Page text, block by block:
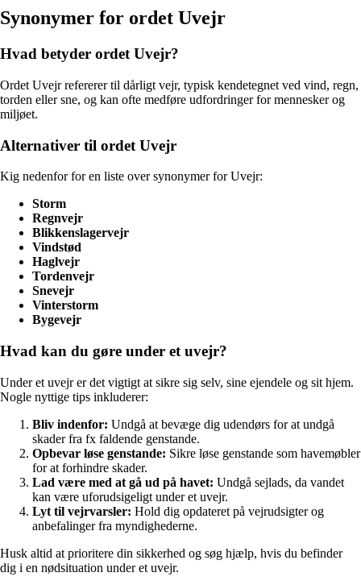
Synonymer for ordet Uvejr
Hvad betyder ordet Uvejr?
Ordet Uvejr refererer til dårligt vejr, typisk kendetegnet ved vind, regn,
torden eller sne, og kan ofte medføre udfordringer for mennesker og
miljøet.
Alternativer til ordet Uvejr
Kig nedenfor for en liste over synonymer for Uvejr:
Storm
Regnvejr
Blikkenslagervejr
Vindstød
Haglvejr
Tordenvejr
Snevejr
Vinterstorm
Bygevejr
Hvad kan du gøre under et uvejr?
Under et uvejr er det vigtigt at sikre sig selv, sine ejendele og sit hjem.
Nogle nyttige tips inkluderer:
Bliv indenfor: Undgå at bevæge dig udendørs for at undgå
skader fra fx faldende genstande.
Opbevar løse genstande: Sikre løse genstande som havemøbler
for at forhindre skader.
Lad være med at gå ud på havet: Undgå sejlads, da vandet
kan være uforudsigeligt under et uvejr.
Lyt til vejrvarsler: Hold dig opdateret på vejrudsigter og
anbefalinger fra myndighederne.
Husk altid at prioritere din sikkerhed og søg hjælp, hvis du befinder
dig i en nødsituation under et uvejr.